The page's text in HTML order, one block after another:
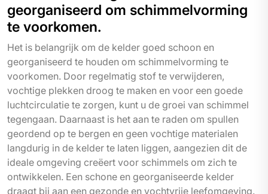
georganiseerd om schimmelvorming
te voorkomen.
Het is belangrijk om de kelder goed schoon en
georganiseerd te houden om schimmelvorming te
voorkomen. Door regelmatig stof te verwijderen,
vochtige plekken droog te maken en voor een goede
luchtcirculatie te zorgen, kunt u de groei van schimmel
tegengaan. Daarnaast is het aan te raden om spullen
geordend op te bergen en geen vochtige materialen
langdurig in de kelder te laten liggen, aangezien dit de
ideale omgeving creëert voor schimmels om zich te
ontwikkelen. Een schone en georganiseerde kelder
draagt bij aan een gezonde en vochtvrije leefomgeving.